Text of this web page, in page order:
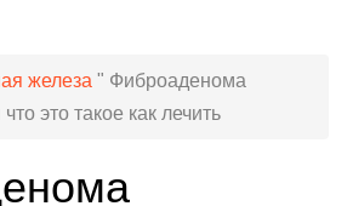
железа " Фиброаденома
это такое как лечить